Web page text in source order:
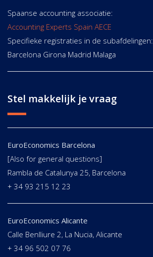
Spaanse accounting associatie:
Accounting Experts Spain AECE
Specifieke registraties in de subafdelingen:
Barcelona Girona Madrid Malaga
Stel makkelijk je vraag
EuroEconomics Barcelona
[Also for general questions]
Rambla de Catalunya 25, Barcelona
+ 34 93 215 12 23
EuroEconomics Alicante
Calle Benlliure 2, La Nucia, Alicante
+ 34 96 502 07 76